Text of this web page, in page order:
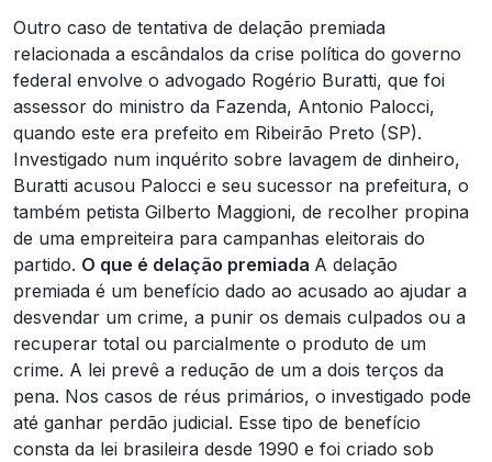
Outro caso de tentativa de delação premiada
relacionada a escândalos da crise política do governo
federal envolve o advogado Rogério Buratti, que foi
assessor do ministro da Fazenda, Antonio Palocci,
quando este era prefeito em Ribeirão Preto (SP).
Investigado num inquérito sobre lavagem de dinheiro,
Buratti acusou Palocci e seu sucessor na prefeitura, o
também petista Gilberto Maggioni, de recolher propina
de uma empreiteira para campanhas eleitorais do
partido. O que é delação premiada A delação
premiada é um benefício dado ao acusado ao ajudar a
desvendar um crime, a punir os demais culpados ou a
recuperar total ou parcialmente o produto de um
crime. A lei prevê a redução de um a dois terços da
pena. Nos casos de réus primários, o investigado pode
até ganhar perdão judicial. Esse tipo de benefício
consta da lei brasileira desde 1990 e foi criado sob